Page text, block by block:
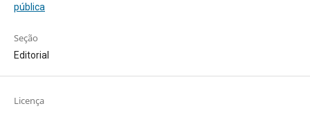
pública
Seção
Editorial
Licença